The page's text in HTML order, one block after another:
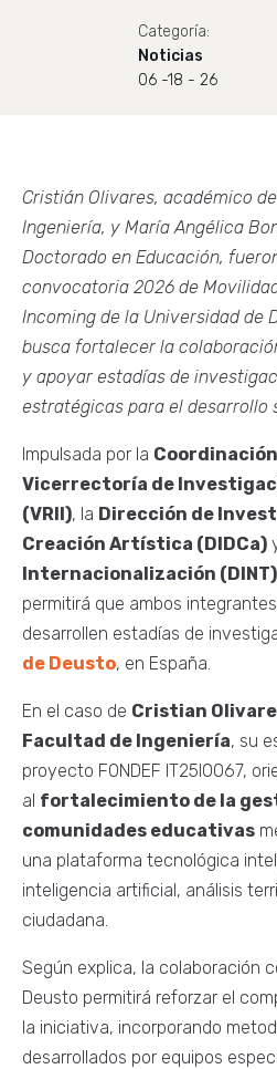
Categoría:
Noticias
06 -18 - 26
Cristián Olivares, académico
Ingeniería, y María Angélica
Doctorado en Educación,
convocatoria 2026 de
Incoming de la Universidad de
busca fortalecer la
y apoyar estadías de
estratégicas para el desarrollo
Impulsada por la
Vicerrectoría de
(VRII), la Dirección de
Creación Artística (DIDCa)
Internacionalización (DINT)
permitirá que ambos
desarrollen estadías de
de Deusto, en España.
En el caso de Cristian
Facultad de Ingeniería, su
proyecto FONDEF IT25I0067,
al fortalecimiento de la
comunidades educativas
una plataforma tecnológica
inteligencia artificial, análisis
ciudadana.
Según explica, la colaboración
Deusto permitirá reforzar el
la iniciativa, incorporando
desarrollados por equipos